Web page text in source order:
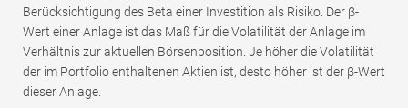
Berücksichtigung des Beta einer Investition als Risiko. Der β-
Wert einer Anlage ist das Maß für die Volatilität der Anlage im
Verhältnis zur aktuellen Börsenposition. Je höher die Volatilität
der im Portfolio enthaltenen Aktien ist, desto höher ist der β-Wert
dieser Anlage.